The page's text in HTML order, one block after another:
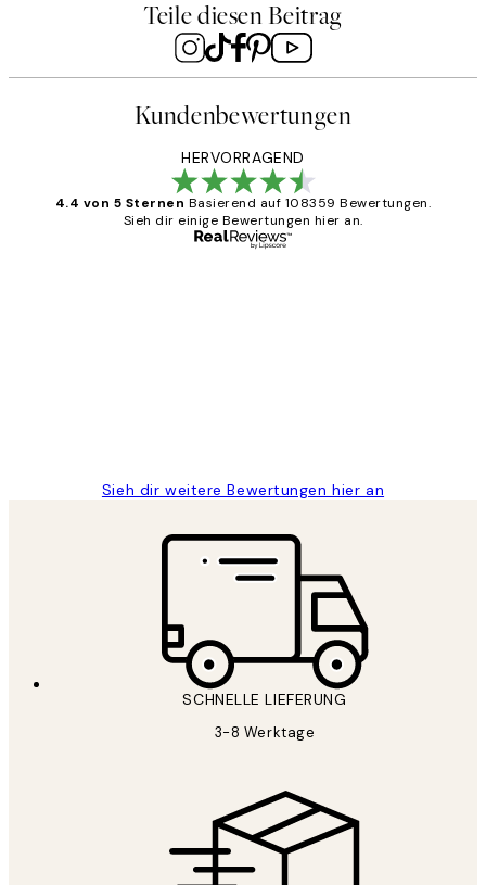
Teile diesen Beitrag
Kundenbewertungen
HERVORRAGEND
4.4 von 5 Sternen Basierend auf 108359 Bewertungen.
Sieh dir einige Bewertungen hier an.
Sieh dir weitere Bewertungen hier an
SCHNELLE LIEFERUNG
3-8 Werktage